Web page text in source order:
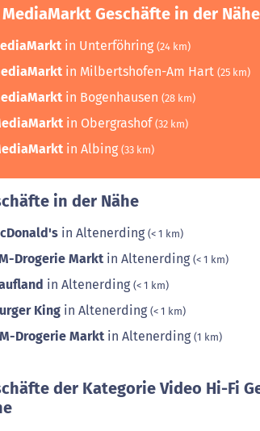
MediaMarkt Geschäfte in der Nähe
in Unterföhring (24 km)
in Milbertshofen-Am Hart (25 km)
in Bogenhausen (28 km)
in Obergrashof (32 km)
in Albing (33 km)
in der Nähe
in Altenerding (< 1 km)
Drogerie Markt in Altenerding (< 1 km)
in Altenerding (< 1 km)
King in Altenerding (< 1 km)
Drogerie Markt in Altenerding (1 km)
der Kategorie Video Hi-Fi